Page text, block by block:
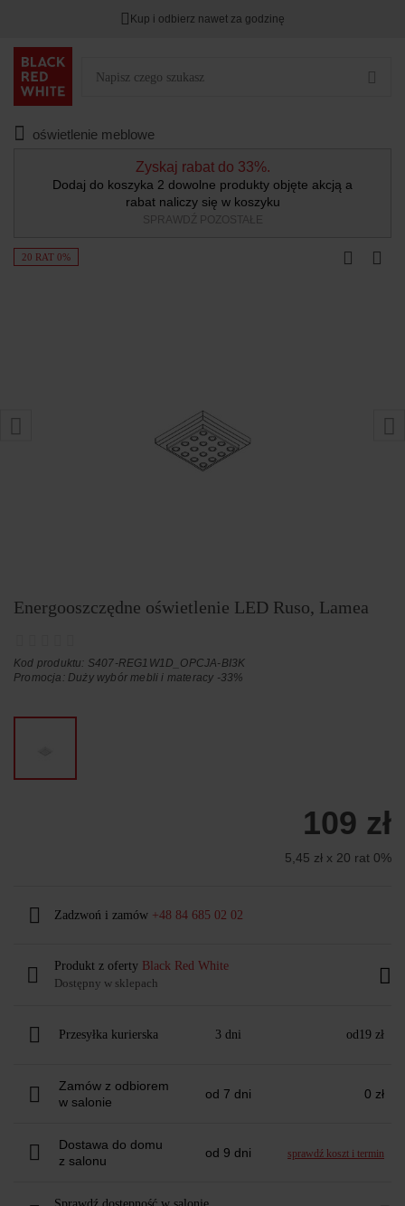
Kup i odbierz nawet za godzinę
oświetlenie meblowe
Zyskaj rabat do 33%.
Dodaj do koszyka 2 dowolne produkty objęte akcją a
rabat naliczy się w koszyku
SPRAWDŹ POZOSTAŁE
20 RAT 0%
Energooszczędne oświetlenie LED Ruso, Lamea
Kod produktu: S407-REG1W1D_OPCJA-BI3K
Promocja:Duży wybór mebli i materacy -33%
109 zł
5,45 zł x 20 rat 0%
Zadzwoń i zamów +48 84 685 02 02
Produkt z oferty Black Red White
Dostępny w sklepach
Przesyłka kurierska 3 dni od 19 zł
Zamów z odbiorem
w salonie
od 7 dni 0 zł
Dostawa do domu
z salonu
od 9 dni sprawdź koszt i termin